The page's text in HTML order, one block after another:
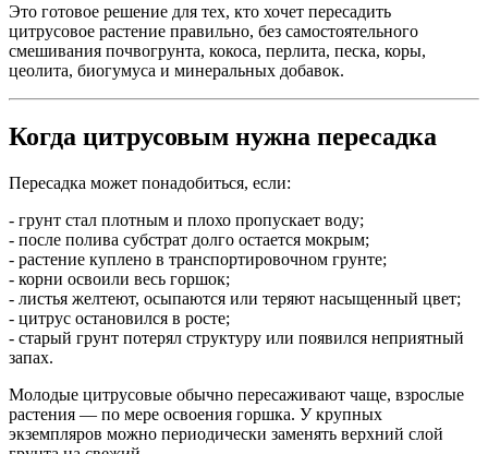
Это готовое решение для тех, кто хочет пересадить
цитрусовое растение правильно, без самостоятельного
смешивания почвогрунта, кокоса, перлита, песка, коры,
цеолита, биогумуса и минеральных добавок.
Когда цитрусовым нужна пересадка
Пересадка может понадобиться, если:
- грунт стал плотным и плохо пропускает воду;
- после полива субстрат долго остается мокрым;
- растение куплено в транспортировочном грунте;
- корни освоили весь горшок;
- листья желтеют, осыпаются или теряют насыщенный цвет;
- цитрус остановился в росте;
- старый грунт потерял структуру или появился неприятный
запах.
Молодые цитрусовые обычно пересаживают чаще, взрослые
растения — по мере освоения горшка. У крупных
экземпляров можно периодически заменять верхний слой